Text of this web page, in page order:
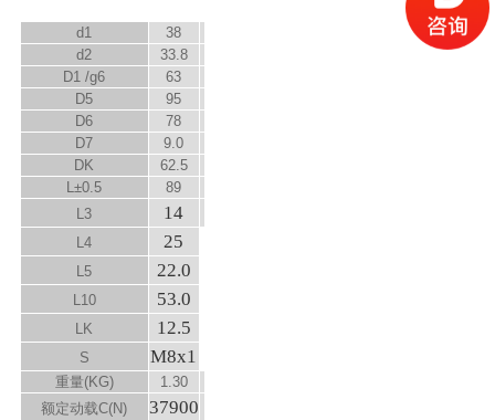
d1
38
d2
33.8
D1 /g6
63
D5
95
D6
78
D7
9.0
DK
62.5
L±0.5
89
L3 14
L4 25
L5 22.0
L10 53.0
LK 12.5
S M8x1
重量(KG)
1.30
额定动载C(N)
37900